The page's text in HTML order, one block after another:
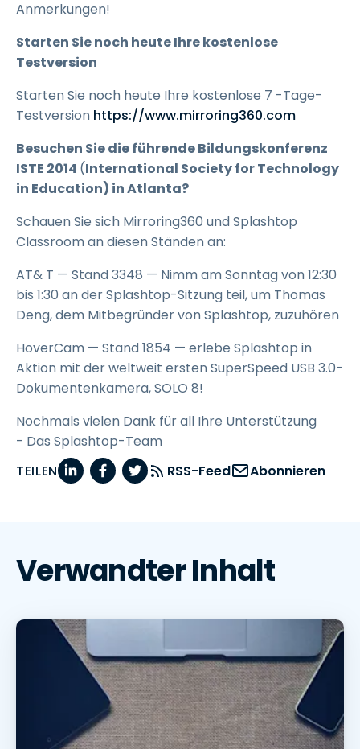
Anmerkungen!
Starten Sie noch heute Ihre kostenlose
Testversion
Starten Sie noch heute Ihre kostenlose 7 -Tage-
Testversion https://www.mirroring360.com
Besuchen Sie die führende Bildungskonferenz
ISTE 2014 (International Society for Technology
in Education) in Atlanta?
Schauen Sie sich Mirroring360 und Splashtop
Classroom an diesen Ständen an:
AT& T — Stand 3348 — Nimm am Sonntag von 12:30
bis 1:30 an der Splashtop-Sitzung teil, um Thomas
Deng, dem Mitbegründer von Splashtop, zuzuhören
HoverCam — Stand 1854 — erlebe Splashtop in
Aktion mit der weltweit ersten SuperSpeed USB 3.0-
Dokumentenkamera, SOLO 8!
Nochmals vielen Dank für all Ihre Unterstützung
- Das Splashtop-Team
TEILEN
RSS-Feed Abonnieren
Verwandter Inhalt